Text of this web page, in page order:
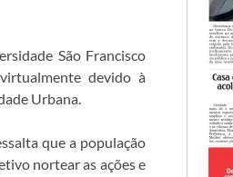
São Francisco
devido à
Urbana.
que a população
nortear as ações e